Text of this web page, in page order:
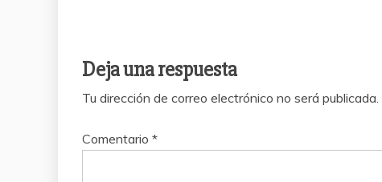
Deja una respuesta
Tu dirección de correo electrónico no será publicada.
Comentario *